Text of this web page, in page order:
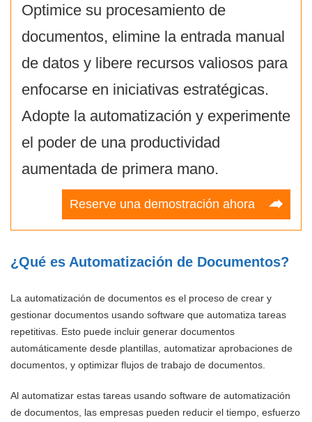
Optimice su procesamiento de
documentos, elimine la entrada manual
de datos y libere recursos valiosos para
enfocarse en iniciativas estratégicas.
Adopte la automatización y experimente
el poder de una productividad
aumentada de primera mano.
Reserve una demostración ahora
¿Qué es Automatización de Documentos?
La automatización de documentos es el proceso de crear y
gestionar documentos usando software que automatiza tareas
repetitivas. Esto puede incluir generar documentos
automáticamente desde plantillas, automatizar aprobaciones de
documentos, y optimizar flujos de trabajo de documentos.
Al automatizar estas tareas usando software de automatización
de documentos, las empresas pueden reducir el tiempo, esfuerzo